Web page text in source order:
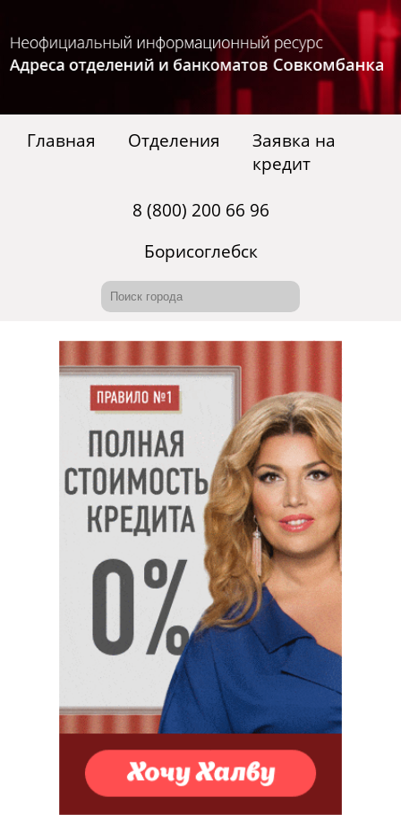
Главная Отделения
Заявка на
кредит
8 (800) 200 66 96
Борисоглебск